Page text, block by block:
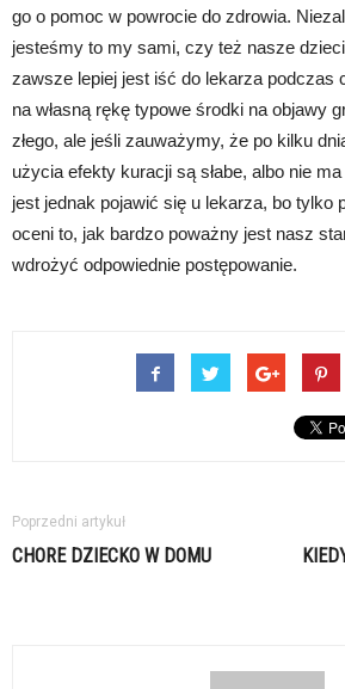
go o pomoc w powrocie do zdrowia.
jesteśmy to my sami, czy też nasze
zawsze lepiej jest iść do lekarza podczas
na własną rękę typowe środki na objawy
złego, ale jeśli zauważymy, że po kilku
użycia efekty kuracji są słabe, albo nie
jest jednak pojawić się u lekarza, bo tylko
oceni to, jak bardzo poważny jest nasz
wdrożyć odpowiednie postępowanie.
Poprzedni artykuł
CHORE DZIECKO W DOMU